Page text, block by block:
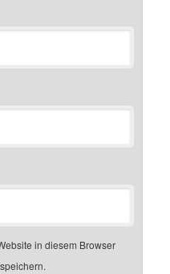
in diesem Browser